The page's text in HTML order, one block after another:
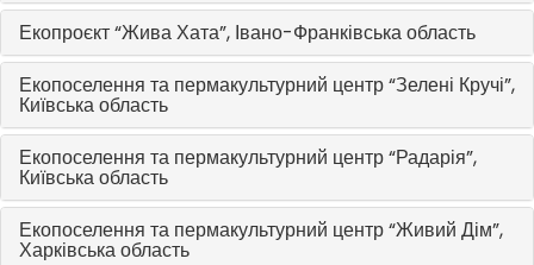
Екопроєкт “Жива Хата”, Івано-Франківська область
Екопоселення та пермакультурний центр “Зелені Кручі”,
Київська область
Екопоселення та пермакультурний центр “Радарія”,
Київська область
Екопоселення та пермакультурний центр “Живий Дім”,
Харківська область